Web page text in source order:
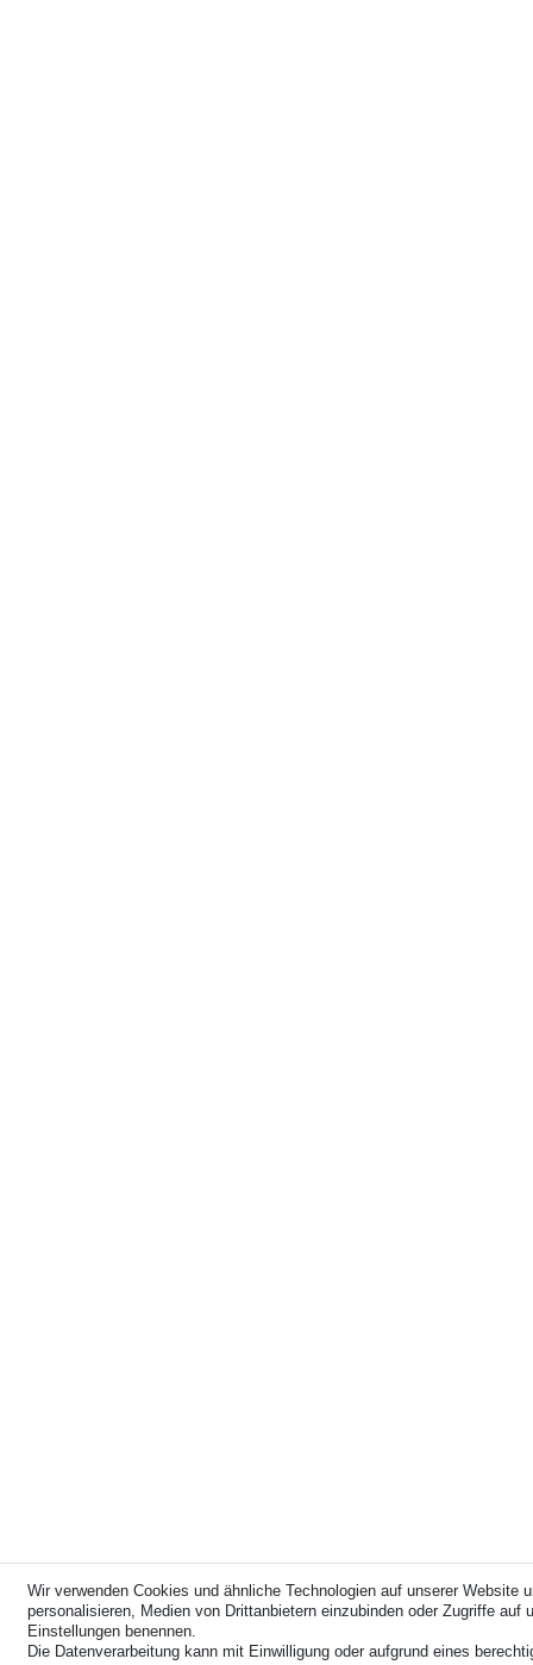
Wir verwenden Cookies und ähnliche Technologien auf unserer
personalisieren, Medien von Drittanbietern einzubinden oder Zugriffe
Einstellungen benennen.
Die Datenverarbeitung kann mit Einwilligung oder aufgrund eines